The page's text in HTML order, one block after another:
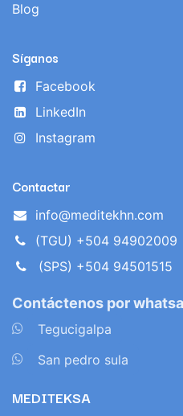
Blog
Síganos
Facebook
LinkedIn
Instagram
Contactar
info@meditekhn.com
(TGU) +504 94902009
(SPS) +504 94501515
Contáctenos por
Tegucigalpa
San pedro sula
MEDITEKSA